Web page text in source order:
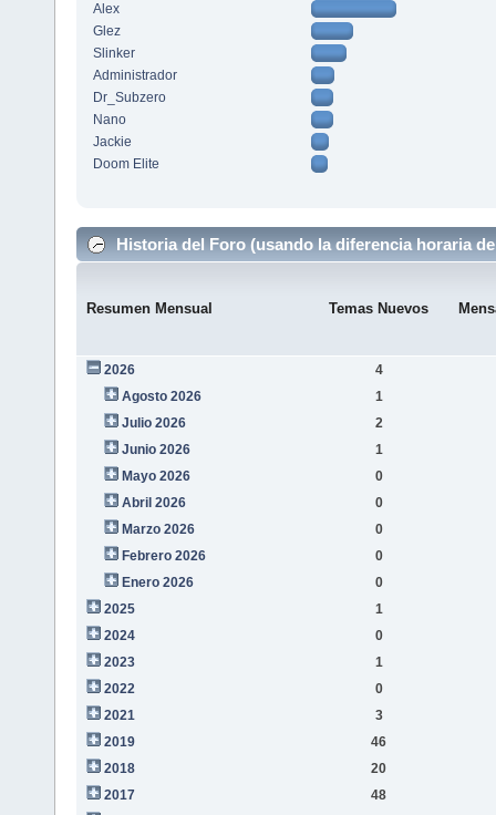
Alex
Glez
Slinker
Administrador
Dr_Subzero
Nano
Jackie
Doom Elite
Historia del Foro (usando la diferencia horaria
Resumen Mensual Temas Nuevos
2026
4
Agosto 2026
1
Julio 2026
2
Junio 2026
1
Mayo 2026
0
Abril 2026
0
Marzo 2026
0
Febrero 2026
0
Enero 2026
0
2025
1
2024
0
2023
1
2022
0
2021
3
2019
46
2018
20
2017
48